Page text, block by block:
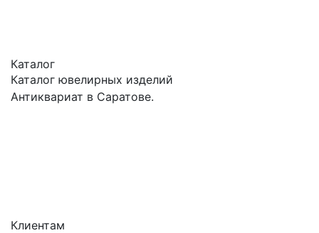
Каталог
Каталог ювелирных изделий
Антиквариат в Саратове.
Клиентам